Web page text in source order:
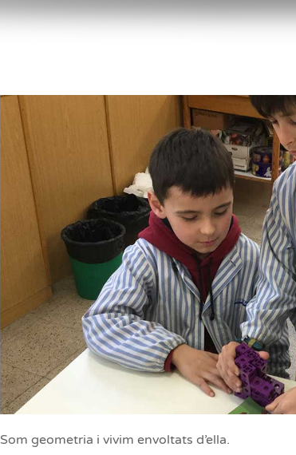
Som geometria i vivim envoltats d’ella.